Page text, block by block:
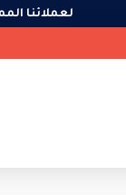
لعملائنا